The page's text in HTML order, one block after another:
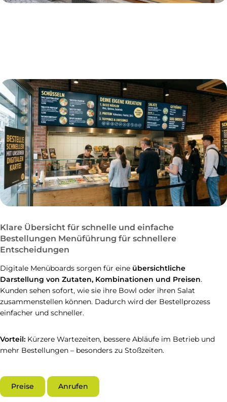
Klare Übersicht für schnelle und einfache
Bestellungen Menüführung für schnellere
Entscheidungen
Digitale Menüboards sorgen für eine übersichtliche
Darstellung von Zutaten, Kombinationen und Preisen.
Kunden sehen sofort, wie sie ihre Bowl oder ihren Salat
zusammenstellen können. Dadurch wird der Bestellprozess
einfacher und schneller.
Vorteil: Kürzere Wartezeiten, bessere Abläufe im Betrieb und
mehr Bestellungen – besonders zu Stoßzeiten.
Preise Anrufen